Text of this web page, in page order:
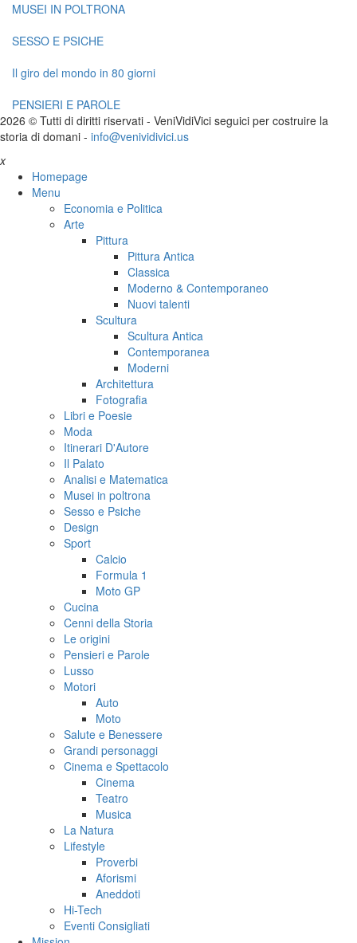
MUSEI IN POLTRONA
SESSO E PSICHE
Il giro del mondo in 80 giorni
PENSIERI E PAROLE
2026 © Tutti di diritti riservati - VeniVidiVici seguici per costruire la
storia di domani - info@venividivici.us
x
Homepage
Menu
Economia e Politica
Arte
Pittura
Pittura Antica
Classica
Moderno & Contemporaneo
Nuovi talenti
Scultura
Scultura Antica
Contemporanea
Moderni
Architettura
Fotografia
Libri e Poesie
Moda
Itinerari D'Autore
Il Palato
Analisi e Matematica
Musei in poltrona
Sesso e Psiche
Design
Sport
Calcio
Formula 1
Moto GP
Cucina
Cenni della Storia
Le origini
Pensieri e Parole
Lusso
Motori
Auto
Moto
Salute e Benessere
Grandi personaggi
Cinema e Spettacolo
Cinema
Teatro
Musica
La Natura
Lifestyle
Proverbi
Aforismi
Aneddoti
Hi-Tech
Eventi Consigliati